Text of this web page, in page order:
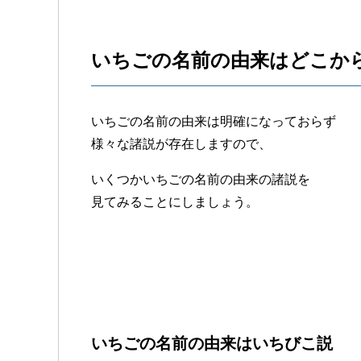
いちごの名前の由来はどこか
いちごの名前の由来は明確になっておらず
様々な諸説が存在しますので、
いくつかいちごの名前の由来の諸説を
見てみることにしましょう。
いちごの名前の由来はいちびこ説